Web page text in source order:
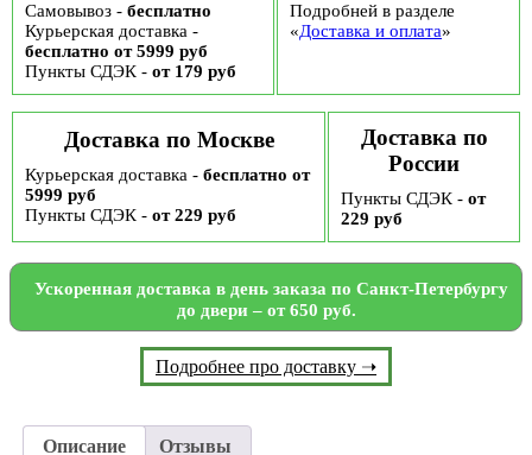
Самовывоз - бесплатно
Курьерская доставка -
бесплатно от 5999 руб
Пункты СДЭК - от 179 руб
Подробней в разделе
«Доставка и оплата»
Доставка по Москве
Курьерская доставка - бесплатно от
5999 руб
Пункты СДЭК - от 229 руб
Доставка по
России
Пункты СДЭК - от
229 руб
Ускоренная доставка в день заказа по Санкт-Петербургу
до двери – от 650 руб.
Подробнее про доставку ➝
Описание Отзывы